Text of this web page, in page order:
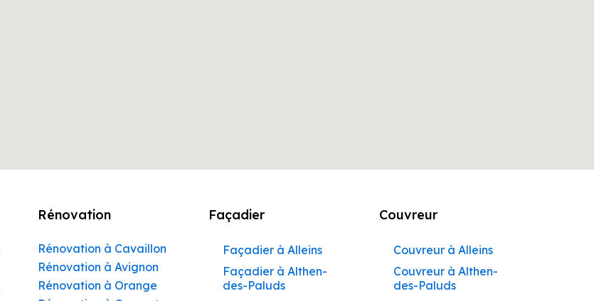
Rénovation
Rénovation à Cavaillon
Rénovation à Avignon
Rénovation à Orange
Façadier
Façadier à Alleins
Façadier à Althen-
des-Paluds
Couvreur
Couvreur à Alleins
Couvreur à Althen-
des-Paluds